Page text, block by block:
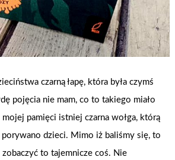
czarną łapę, która była czymś
pojęcia nie mam, co to takiego miało
pamięci istniej czarna wołga, którą
dzieci. Mimo iż baliśmy się, to
zobaczyć to tajemnicze coś. Nie